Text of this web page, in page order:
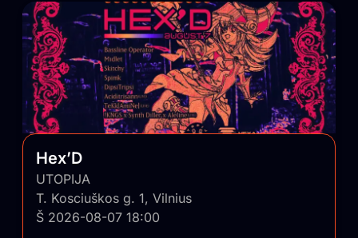
Hex’D
UTOPIJA
T. Kosciuškos g. 1, Vilnius
Š 2026-08-07 18:00